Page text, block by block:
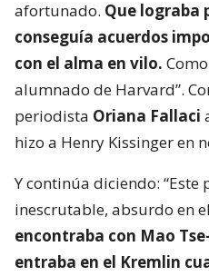
afortunado. Que lograba
conseguía acuerdos
con el alma en vilo.
alumnado de Harvard”.
periodista Oriana Fallaci
hizo a Henry Kissinger en
Y continúa diciendo: “Este
inescrutable, absurdo en
encontraba con Mao
entraba en el Kremlin